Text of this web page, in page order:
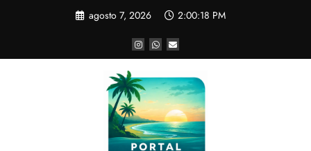
agosto 7, 2026 2:00:20 PM